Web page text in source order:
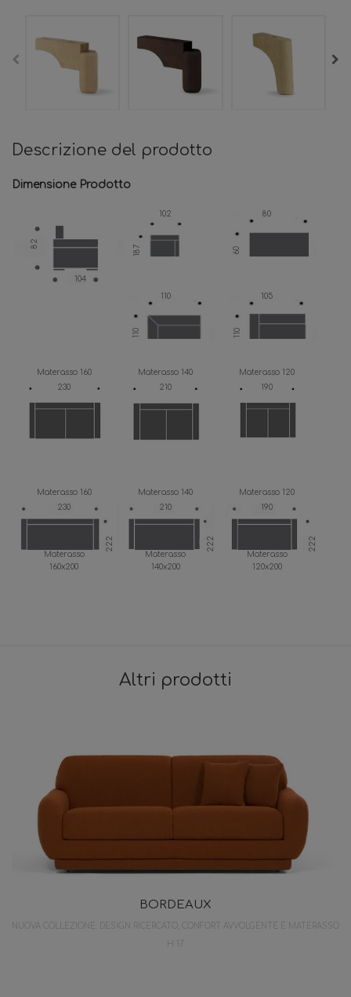
Descrizione del prodotto
Dimensione Prodotto
82
104
102
187
80
60
110
110
105
110
Materasso 160
230
Materasso 140
210
Materasso 120
190
Materasso 160
230
222
Materasso
160x200
Materasso 140
210
222
Materasso
140x200
Materasso 120
190
222
Materasso
120x200
Altri prodotti
BORDEAUX
NUOVA COLLEZIONE: DESIGN RICERCATO, CONFORT AVVOLGENTE E MATERASSO
H 17